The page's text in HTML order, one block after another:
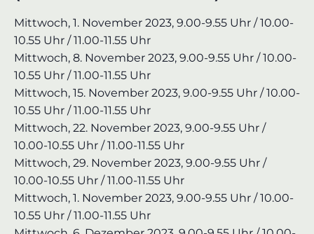
Mittwoch, 1. November 2023, 9.00-9.55 Uhr / 10.00-
10.55 Uhr / 11.00-11.55 Uhr
Mittwoch, 8. November 2023, 9.00-9.55 Uhr / 10.00-
10.55 Uhr / 11.00-11.55 Uhr
Mittwoch, 15. November 2023, 9.00-9.55 Uhr / 10.00-
10.55 Uhr / 11.00-11.55 Uhr
Mittwoch, 22. November 2023, 9.00-9.55 Uhr /
10.00-10.55 Uhr / 11.00-11.55 Uhr
Mittwoch, 29. November 2023, 9.00-9.55 Uhr /
10.00-10.55 Uhr / 11.00-11.55 Uhr
Mittwoch, 1. November 2023, 9.00-9.55 Uhr / 10.00-
10.55 Uhr / 11.00-11.55 Uhr